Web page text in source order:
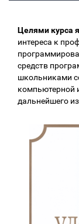
Целями курса
интереса к
средств
школьниками
компьютерной
дальнейшего